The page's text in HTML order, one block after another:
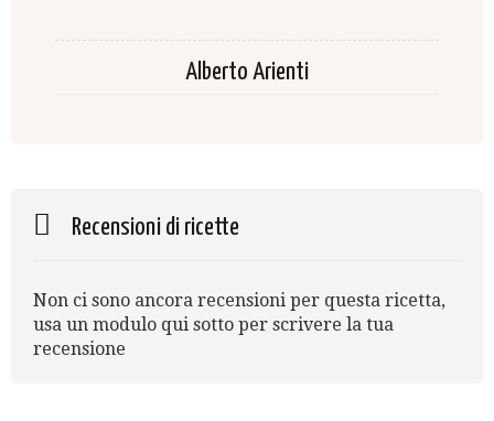
Alberto Arienti
Recensioni di ricette
Non ci sono ancora recensioni per questa ricetta,
usa un modulo qui sotto per scrivere la tua
recensione